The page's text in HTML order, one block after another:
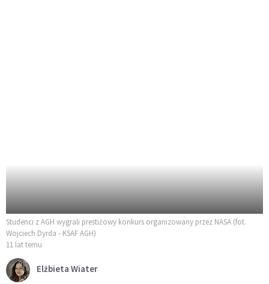
Studenci z AGH wygrali prestiżowy konkurs organizowany przez NASA (fot.
Wojciech Dyrda - KSAF AGH)
11 lat temu
Elżbieta Wiater